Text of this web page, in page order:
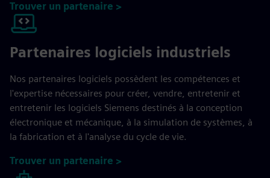
Trouver un partenaire >
Partenaires logiciels industriels
Nos partenaires logiciels possèdent les compétences et
l'expertise nécessaires pour créer, vendre, entretenir et
entretenir les logiciels Siemens destinés à la conception
électronique et mécanique, à la simulation de systèmes, à
la fabrication et à l'analyse du cycle de vie.
Trouver un partenaire >